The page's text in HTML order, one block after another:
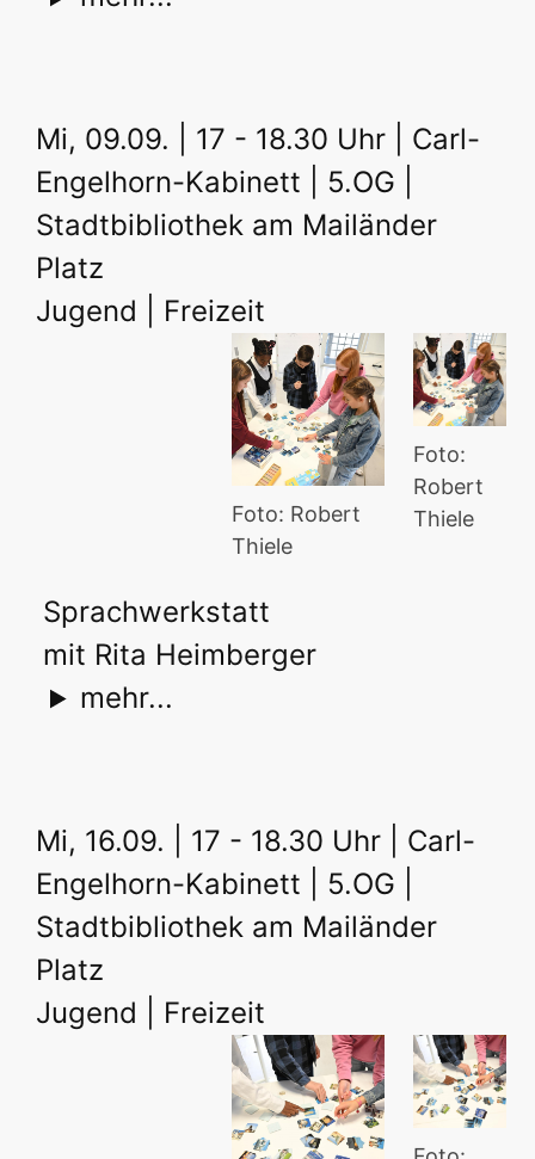
Mi, 09.09. | 17 - 18.30 Uhr | Carl-
Engelhorn-Kabinett | 5.OG |
Stadtbibliothek am Mailänder
Platz
Jugend | Freizeit
Foto:
Robert
Thiele
Foto: Robert
Thiele
Sprachwerkstatt
mit Rita Heimberger
mehr...
Mi, 16.09. | 17 - 18.30 Uhr | Carl-
Engelhorn-Kabinett | 5.OG |
Stadtbibliothek am Mailänder
Platz
Jugend | Freizeit